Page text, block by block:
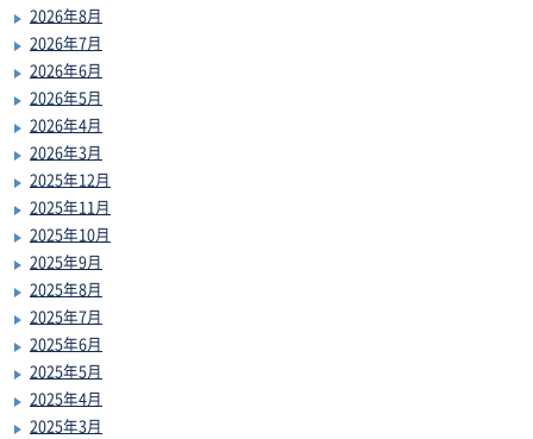
2026年8月
2026年7月
2026年6月
2026年5月
2026年4月
2026年3月
2025年12月
2025年11月
2025年10月
2025年9月
2025年8月
2025年7月
2025年6月
2025年5月
2025年4月
2025年3月